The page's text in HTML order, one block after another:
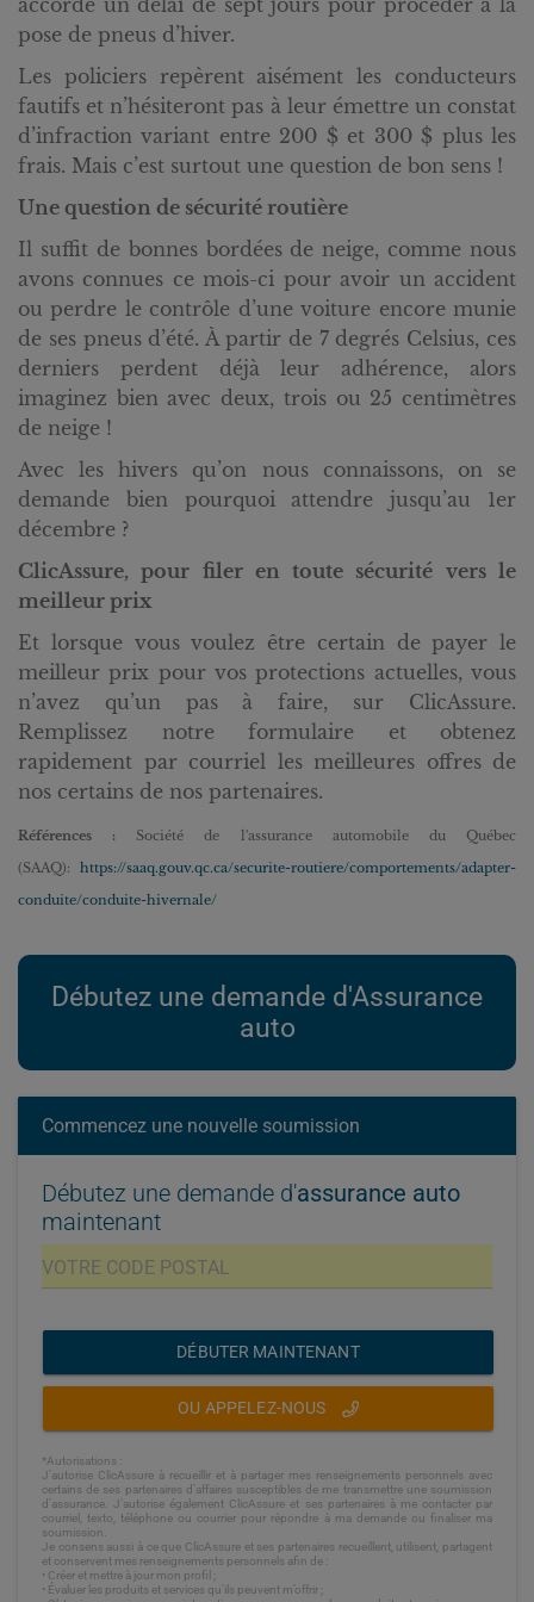
accorde un délai de sept jours pour procéder à la
pose de pneus d’hiver.
Les policiers repèrent aisément les conducteurs
fautifs et n’hésiteront pas à leur émettre un constat
d’infraction variant entre 200 $ et 300 $ plus les
frais. Mais c’est surtout une question de bon sens !
Une question de sécurité routière
Il suffit de bonnes bordées de neige, comme nous
avons connues ce mois-ci pour avoir un accident
ou perdre le contrôle d’une voiture encore munie
de ses pneus d’été. À partir de 7 degrés Celsius, ces
derniers perdent déjà leur adhérence, alors
imaginez bien avec deux, trois ou 25 centimètres
de neige !
Avec les hivers qu’on nous connaissons, on se
demande bien pourquoi attendre jusqu’au 1er
décembre ?
ClicAssure, pour filer en toute sécurité vers le
meilleur prix
Et lorsque vous voulez être certain de payer le
meilleur prix pour vos protections actuelles, vous
n’avez qu’un pas à faire, sur ClicAssure.
Remplissez notre formulaire et obtenez
rapidement par courriel les meilleures offres de
nos certains de nos partenaires.
Références : Société de l'assurance automobile du Québec
(SAAQ): https://saaq.gouv.qc.ca/securite-routiere/comportements/adapter-
conduite/conduite-hivernale/
Débutez une demande d'Assurance
auto
Commencez une nouvelle soumission
Débutez une demande d'assurance auto
maintenant
DÉBUTER MAINTENANT
OU APPELEZ-NOUS
*Autorisations :
J’autorise ClicAssure à recueillir et à partager mes renseignements personnels avec
certains de ses partenaires d’affaires susceptibles de me transmettre une soumission
d’assurance. J'autorise également ClicAssure et ses partenaires à me contacter par
courriel, texto, téléphone ou courrier pour répondre à ma demande ou finaliser ma
soumission.
Je consens aussi à ce que ClicAssure et ses partenaires recueillent, utilisent, partagent
et conservent mes renseignements personnels afin de :
• Créer et mettre à jour mon profil ;
• Évaluer les produits et services qu'ils peuvent m’offrir ;